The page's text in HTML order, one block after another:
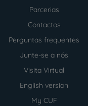
Parcerias
Contactos
Perguntas frequentes
Junte-se a nós
Visita Virtual
English version
My CUF